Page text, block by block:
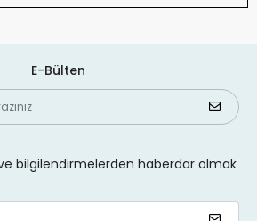
E-Bülten
bilgilendirmelerden haberdar olmak